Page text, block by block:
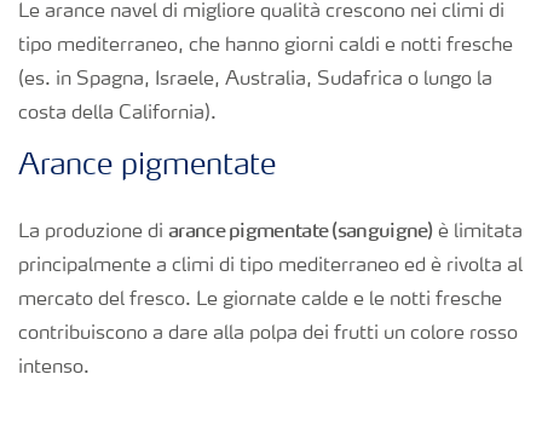
Le arance navel di migliore qualità crescono nei climi di
tipo mediterraneo, che hanno giorni caldi e notti fresche
(es. in Spagna, Israele, Australia, Sudafrica o lungo la
costa della California).
Arance pigmentate
La produzione di arance pigmentate (sanguigne)è limitata
principalmente a climi di tipo mediterraneo ed è rivolta al
mercato del fresco. Le giornate calde e le notti fresche
contribuiscono a dare alla polpa dei frutti un colore rosso
intenso.